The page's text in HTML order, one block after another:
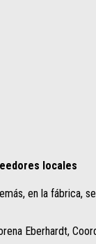
locales
en la fábrica,
Eberhardt,